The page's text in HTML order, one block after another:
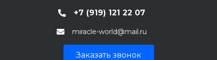
+7 (919) 121 22 07
miracle-world@mail.ru
Заказать звонок